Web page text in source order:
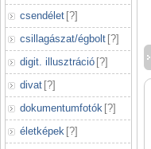
csendélet [?]
csillagászat/égbolt [?]
digit. illusztráció [?]
divat [?]
dokumentumfotók [?]
életképek [?]